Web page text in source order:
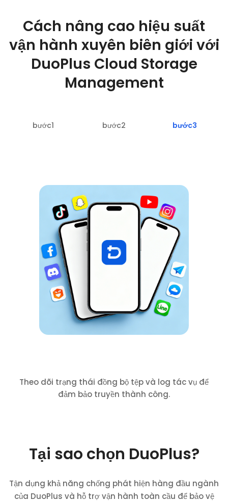
Cách nâng cao hiệu suất
vận hành xuyên biên giới với
DuoPlus Cloud Storage
Management
bước1 bước2 bước3
Theo dõi trạng thái đồng bộ tệp và log tác vụ để
đảm bảo truyền thành công.
Tại sao chọn DuoPlus?
Tận dụng khả năng chống phát hiện hàng đầu ngành
của DuoPlus và hỗ trợ vận hành toàn cầu để bảo vệ